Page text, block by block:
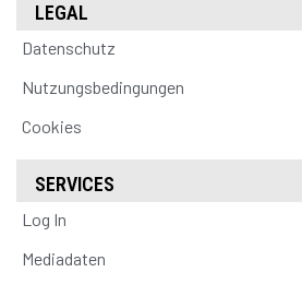
LEGAL
Datenschutz
Nutzungsbedingungen
Cookies
SERVICES
Log In
Mediadaten